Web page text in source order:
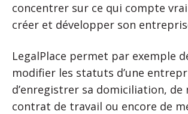
concentrer sur ce qui compte
créer et développer son
LegalPlace permet par exemple
modifier les statuts d’une
d’enregistrer sa domiciliation, de
contrat de travail ou encore de